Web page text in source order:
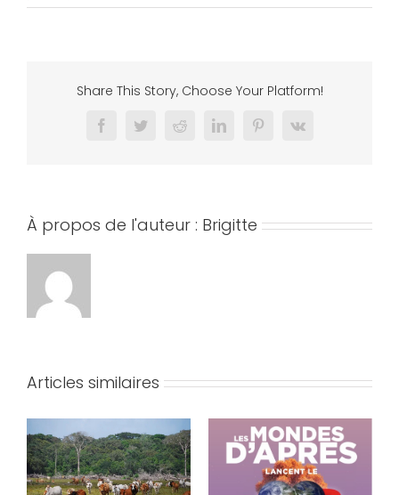
Share This Story, Choose Your Platform!
FacebookTwitterRedditLinkedInPinterest
Vk
À propos de l'auteur : Brigitte
Articles similaires